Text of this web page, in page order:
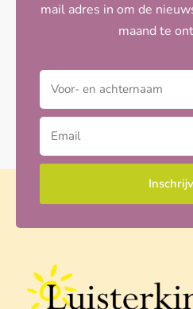
mail adres in om de
maand te